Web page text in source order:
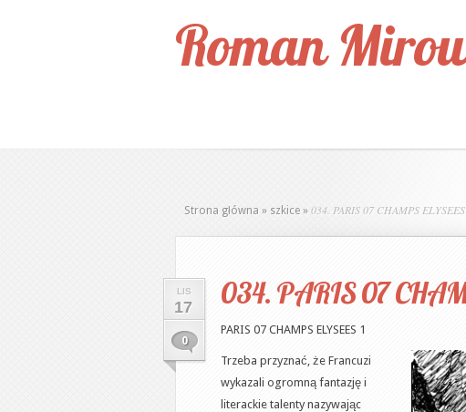
Roman
Strona główna » szkice » 034. PARIS 07 CHAMPS
LIS
17
0
034. PARIS 07
PARIS 07 CHAMPS ELYSEES 1
Trzeba przyznać, że Francuzi
wykazali ogromną fantazję i
literackie talenty nazywając